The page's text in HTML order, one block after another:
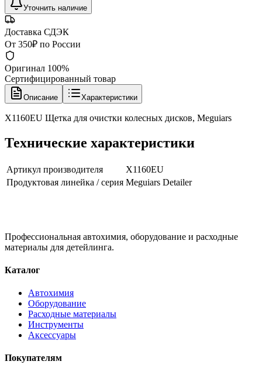
Уточнить наличие
Доставка СДЭК
От 350₽ по России
Оригинал 100%
Сертифицированный товар
Описание Характеристики
X1160EU Щетка для очистки колесных дисков, Meguiars
Технические характеристики
Артикул производителя
X1160EU
Продуктовая линейка / серия Meguiars Detailer
Профессиональная автохимия, оборудование и расходные
материалы для детейлинга.
Каталог
Автохимия
Оборудование
Расходные материалы
Инструменты
Аксессуары
Покупателям